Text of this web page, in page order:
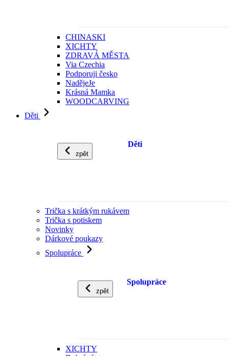
CHINASKI
XICHTY
ZDRAVÁ MĚSTA
Via Czechia
Podporuji česko
NadějeJe
Krásná Mamka
WOODCARVING
Děti
zpět
Děti
Trička s krátkým rukávem
Trička s potiskem
Novinky
Dárkové poukazy
Spolupráce
zpět
Spolupráce
XICHTY